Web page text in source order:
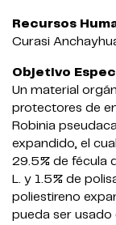
Recursos
Curasi
Objetivo
Un material
protectores de
Robinia
expandido, el
29.5% de fécula
L. y 1.5% de
poliestireno
pueda ser